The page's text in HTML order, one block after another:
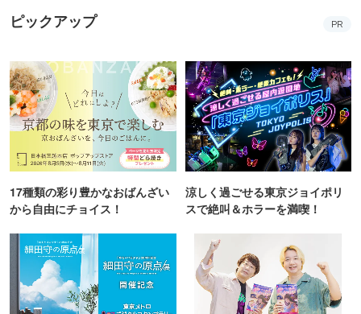
ピックアップ PR
17種類の彩り豊かなおばんざい
から自由にチョイス！
涼しく過ごせる東京ジョイポリ
スで絶叫＆ホラーを満喫！